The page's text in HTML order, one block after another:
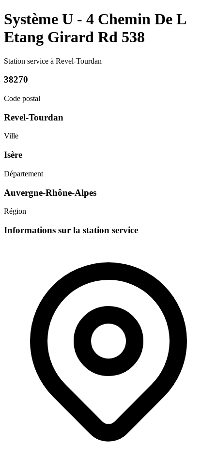
Système U - 4 Chemin De L
Etang Girard Rd 538
Station service à Revel-Tourdan
38270
Code postal
Revel-Tourdan
Ville
Isère
Département
Auvergne-Rhône-Alpes
Région
Informations sur la station service